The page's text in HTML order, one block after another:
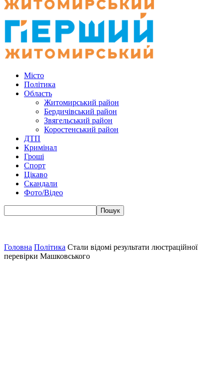
Місто
Політика
Область
Житомирський район
Бердичівський район
Звягельський район
Коростенський район
ДТП
Кримінал
Гроші
Спорт
Цікаво
Скандали
Фото/Відео
Головна Політика Стали відомі результати люстраційної
перевірки Машковського